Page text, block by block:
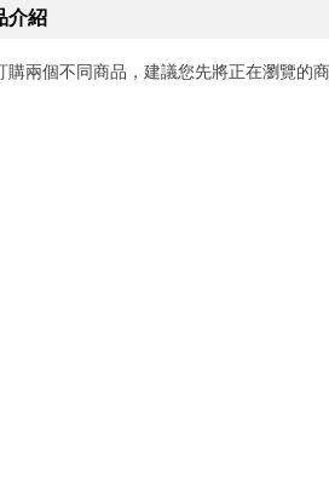
介紹
購兩個不同商品，建議您先將正在瀏覽的